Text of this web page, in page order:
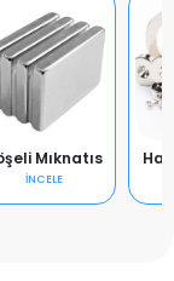
Mıknatıs
İNCELE